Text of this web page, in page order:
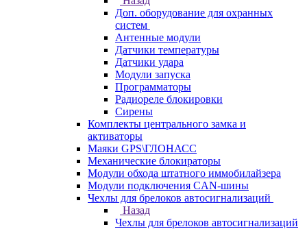
Доп. оборудование для охранных
систем
Антенные модули
Датчики температуры
Датчики удара
Модули запуска
Программаторы
Радиореле блокировки
Сирены
Комплекты центрального замка и
активаторы
Маяки GPS\ГЛОНАСС
Механические блокираторы
Модули обхода штатного иммобилайзера
Модули подключения CAN-шины
Чехлы для брелоков автосигнализаций
Назад
Чехлы для брелоков автосигнализаций